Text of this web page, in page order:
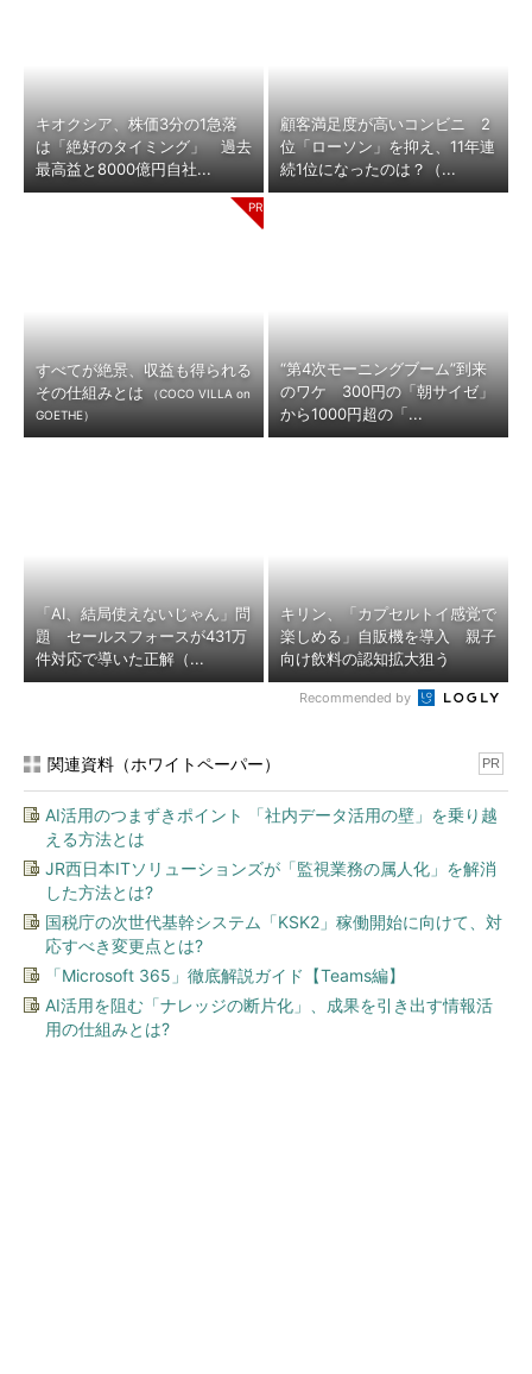
キオクシア、株価3分の1急落
は「絶好のタイミング」 過去
最高益と8000億円自社...
顧客満足度が高いコンビニ 2
位「ローソン」を抑え、11年連
続1位になったのは？（...
すべてが絶景、収益も得られる
その仕組みとは
（COCO VILLA on
GOETHE）
“第4次モーニングブーム”到来
のワケ 300円の「朝サイゼ」
から1000円超の「...
「AI、結局使えないじゃん」問
題 セールスフォースが431万
件対応で導いた正解（...
キリン、「カプセルトイ感覚で
楽しめる」自販機を導入 親子
向け飲料の認知拡大狙う
Recommended by
関連資料（ホワイトペーパー） PR
AI活用のつまずきポイント 「社内データ活用の壁」を乗り越
える方法とは
JR西日本ITソリューションズが「監視業務の属人化」を解消
した方法とは?
国税庁の次世代基幹システム「KSK2」稼働開始に向けて、対
応すべき変更点とは?
「Microsoft 365」徹底解説ガイド【Teams編】
AI活用を阻む「ナレッジの断片化」、成果を引き出す情報活
用の仕組みとは?